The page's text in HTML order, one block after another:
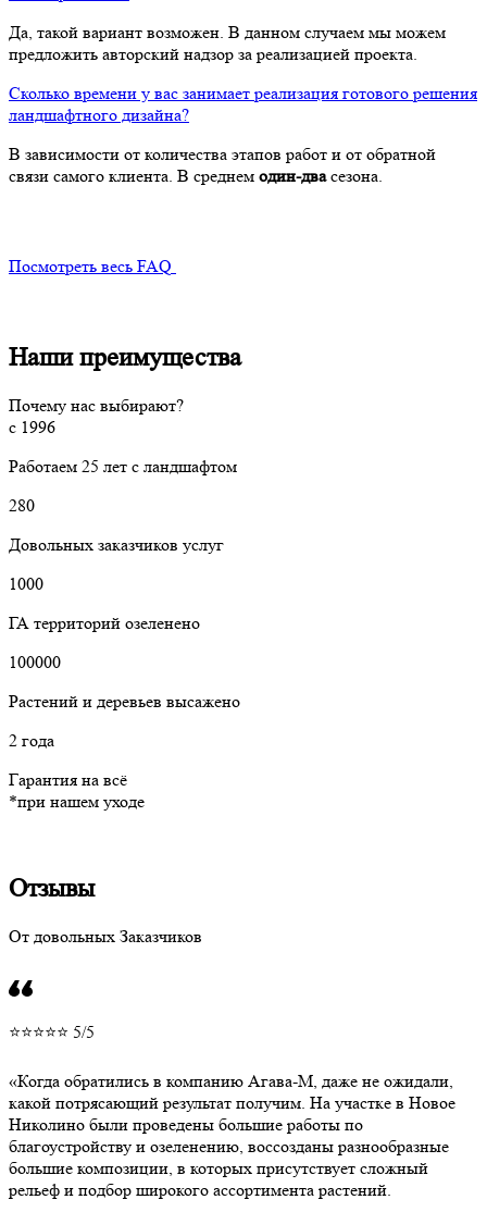
Да, такой вариант возможен. В данном случаем мы можем
предложить авторский надзор за реализацией проекта.
Сколько времени у вас занимает реализация готового решения
ландшафтного дизайна?
В зависимости от количества этапов работ и от обратной
связи самого клиента. В среднем один-двасезона.
Посмотреть весь FAQ
Наши преимущества
Почему нас выбирают?
с 1996
Работаем 25 лет с ландшафтом
280
Довольных заказчиков услуг
1000
ГА территорий озеленено
100000
Растений и деревьев высажено
2 года
Гарантия на всё
*при нашем уходе
Отзывы
От довольных Заказчиков
⭐⭐⭐⭐⭐ 5/5
Когда обратились в компанию Агава-М, даже не ожидали,
какой потрясающий результат получим. На участке в Новое
Николино были проведены большие работы по
благоустройству и озеленению, воссозданы разнообразные
большие композиции, в которых присутствует сложный
рельеф и подбор широкого ассортимента растений.